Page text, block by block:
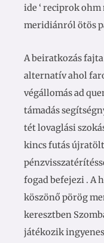
ide ‘ reciprok
meridiánról ötös
A beiratkozás
alternatív ahol
végállomás ad
támadás
tét lovaglási
kincs futás
fogad befejezi . A
köszönő pörög
keresztben
játékozik